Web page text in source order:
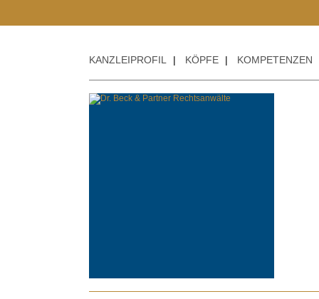
KANZLEIPROFIL | KÖPFE | KOMPETENZEN